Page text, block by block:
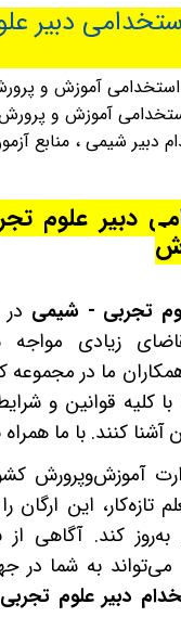
دبیر
استخدامی آموزش و
آموزش و
دبیر شیمی ، منابع
دبیر علوم
تجربی - شیمی
زیادی
ما در مجموعه
کلیه قوانین و
آشنا کنند. با ما
آموزش‌وپرورش
معلم تازه‌کار، این
به‌روز کند. آگاهی از
می‌تواند به شما
دبیر علوم